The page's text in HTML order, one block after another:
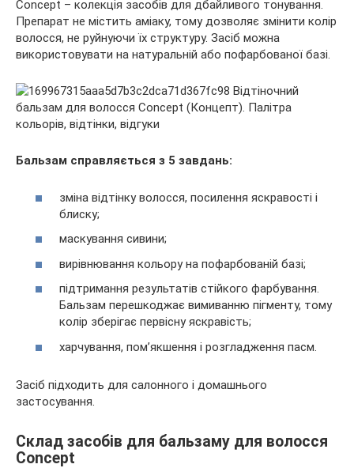
Concept – колекція засобів для дбайливого тонування.
Препарат не містить аміаку, тому дозволяє змінити колір
волосся, не руйнуючи їх структуру. Засіб можна
використовувати на натуральній або пофарбованої базі.
Бальзам справляється з 5 завдань:
зміна відтінку волосся, посилення яскравості і
блиску;
маскування сивини;
вирівнювання кольору на пофарбованій базі;
підтримання результатів стійкого фарбування.
Бальзам перешкоджає вимиванню пігменту, тому
колір зберігає первісну яскравість;
харчування, пом’якшення і розгладження пасм.
Засіб підходить для салонного і домашнього
застосування.
Склад засобів для бальзаму для волосся
Concept